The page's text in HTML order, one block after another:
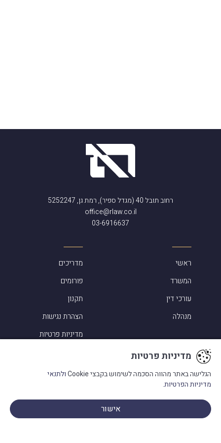
רחוב תובל 40 (מגדל ספיר), רמת גן, 5252247
office@rlaw.co.il
03-6916637
ראשי
המשרד
עורכי דין
מנהלה
מדריכים
פורומים
תקנון
הצהרת נגישות
מדיניות פרטיות
תחומי עיסוק
פנו אלינו
מדיניות פרטיות
הגלישה באתר מהווה הסכמה לשימוש בקבצי Cookie
ולתנאי
מדיניות הפרטיות.
אישור